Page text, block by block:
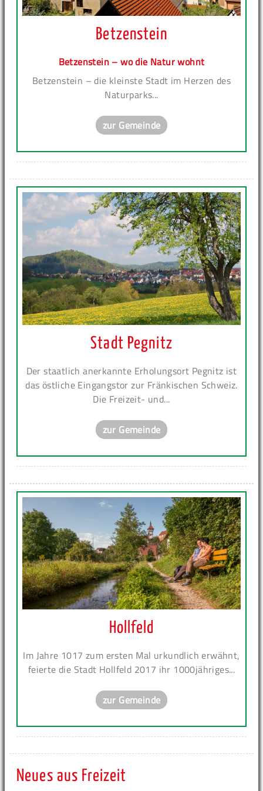
Betzenstein
Betzenstein – wo die Natur wohnt
Betzenstein – die kleinste Stadt im Herzen des
Naturparks...
zur Gemeinde
Stadt Pegnitz
Der staatlich anerkannte Erholungsort Pegnitz ist
das östliche Eingangstor zur Fränkischen Schweiz.
Die Freizeit- und...
zur Gemeinde
Hollfeld
Im Jahre 1017 zum ersten Mal urkundlich erwähnt,
feierte die Stadt Hollfeld 2017 ihr 1000jähriges...
zur Gemeinde
Neues aus Freizeit